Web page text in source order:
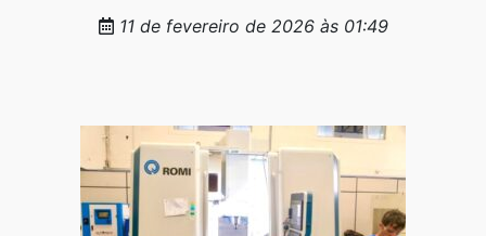
11 de fevereiro de 2026 às 01:49